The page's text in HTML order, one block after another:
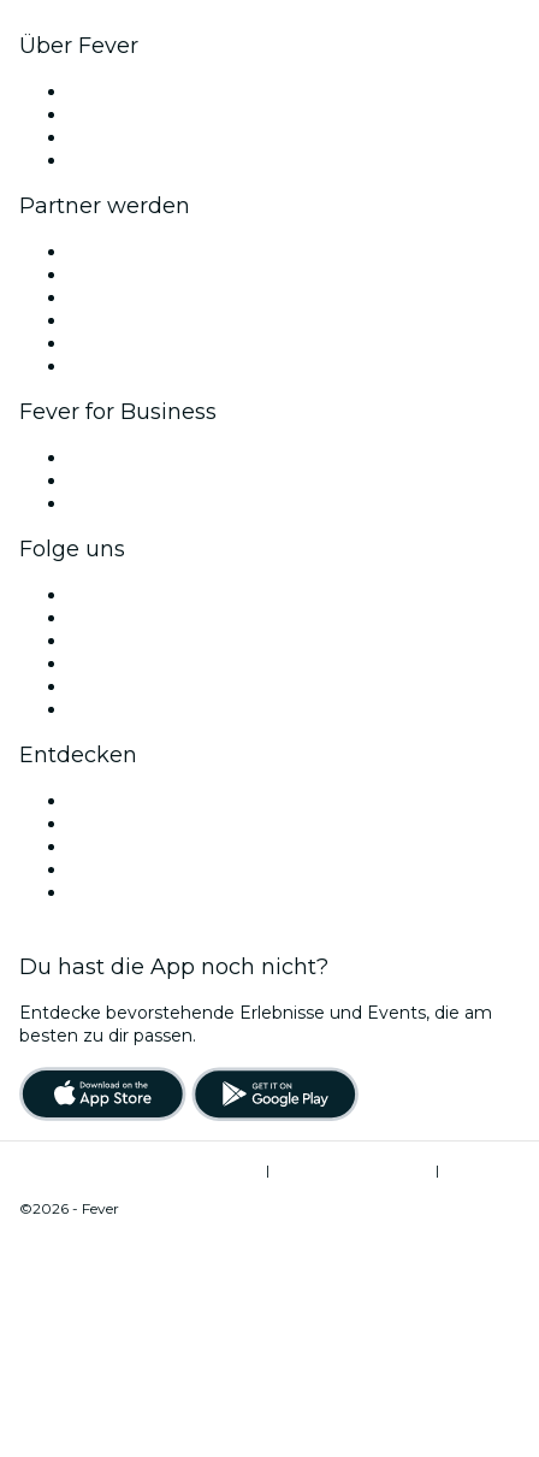
Über Fever
Partner werden
Fever for Business
Folge uns
Entdecken
Du hast die App noch nicht?
Entdecke bevorstehende Erlebnisse und Events, die am
besten zu dir passen.
|
|
©2026 - Fever